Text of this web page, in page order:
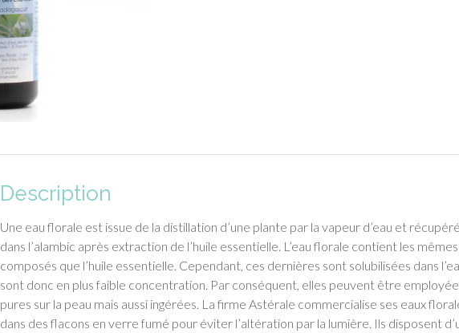
Description
Une eau florale est issue de la distillation d’une plante par la vapeur d’eau et
dans l’alambic après extraction de l’huile essentielle. L’eau florale contient les mêmes
composés que l’huile essentielle. Cependant, ces dernières sont solubilisées dans
sont donc en plus faible concentration. Par conséquent, elles peuvent être
pures sur la peau mais aussi ingérées. La firme Astérale commercialise ses eaux
dans des flacons en verre fumé pour éviter l’altération par la lumière. Ils disposent